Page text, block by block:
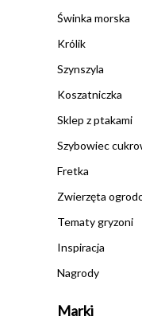
Świnka morska
Królik
Szynszyla
Koszatniczka
Sklep z ptakami
Szybowiec
Fretka
Zwierzęta
Tematy gryzoni
Inspiracja
Nagrody
Marki